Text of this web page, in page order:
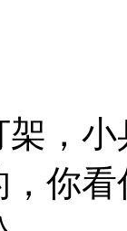
，
你